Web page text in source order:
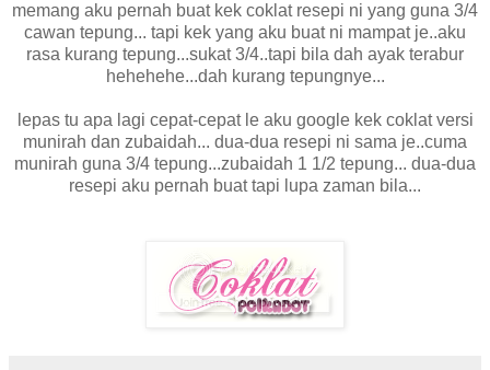
memang aku pernah buat kek coklat resepi ni yang guna 3/4
cawan tepung... tapi kek yang aku buat ni mampat je..aku
rasa kurang tepung...sukat 3/4..tapi bila dah ayak terabur
hehehehe...dah kurang tepungnye...
lepas tu apa lagi cepat-cepat le aku google kek coklat versi
munirah dan zubaidah... dua-dua resepi ni sama je..cuma
munirah guna 3/4 tepung...zubaidah 1 1/2 tepung... dua-dua
resepi aku pernah buat tapi lupa zaman bila...